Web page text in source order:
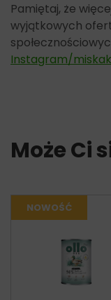
Pamiętaj, że
wyjątkowych
Instagram/
Może Ci